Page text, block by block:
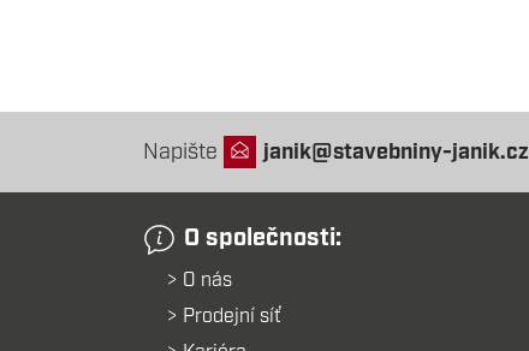
Napište janik@stavebniny-janik.cz
O společnosti:
O nás
Prodejní síť